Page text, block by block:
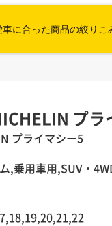
車に合った商品の絞りこ
プラ
プライマシー5
,乗用車用,SUV・